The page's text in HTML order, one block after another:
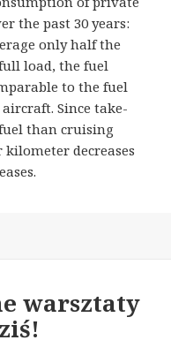
the past 30 years:
only half the
load, the fuel
to the fuel
Since take-
than cruising
decreases
warsztaty